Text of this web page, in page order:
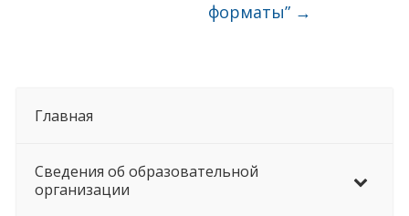
Главная
Сведения об образовательной
организации
форматы” →